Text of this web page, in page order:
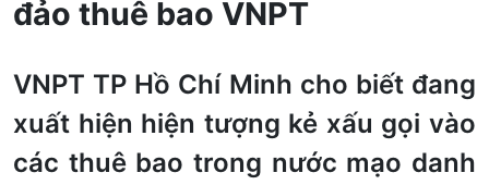
đảo thuê bao VNPT
VNPT TP Hồ Chí Minh cho biết đang
xuất hiện hiện tượng kẻ xấu gọi vào
các thuê bao trong nước mạo danh